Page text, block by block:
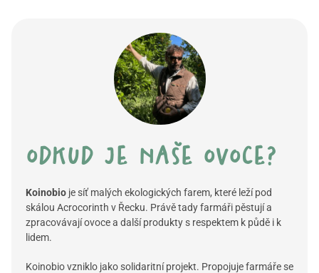
odkud je naše ovoce?
Koinobio je síť malých ekologických farem, které leží pod
skálou Acrocorinth v Řecku. Právě tady farmáři pěstují a
zpracovávají ovoce a další produkty s respektem k půdě i k
lidem.
Koinobio vzniklo jako solidaritní projekt. Propojuje farmáře se